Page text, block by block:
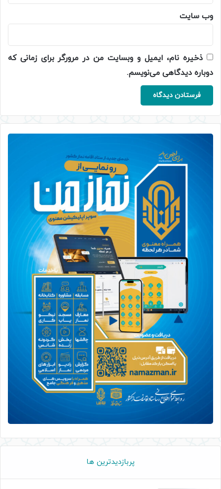
وب‌ سایت
ذخیره نام، ایمیل و وبسایت من در مرورگر برای زمانی که
دوباره دیدگاهی می‌نویسم.
پربازدیدترین ها